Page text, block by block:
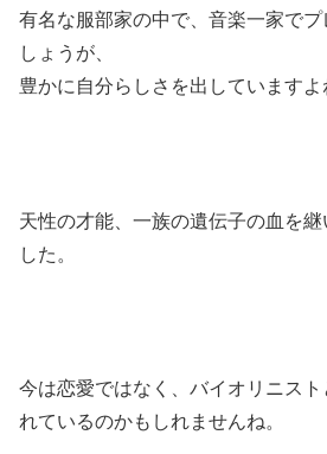
有名な服部家の中で、音楽一家で
しょうが、
豊かに自分らしさを出していますよ
天性の才能、一族の遺伝子の血を
した。
今は恋愛ではなく、バイオリニス
れているのかもしれませんね。